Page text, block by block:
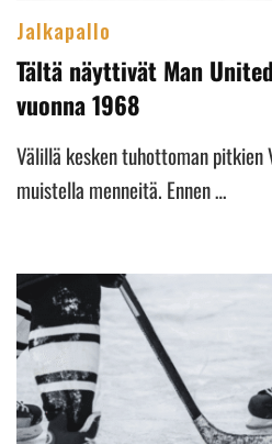
Jalkapallo
Tältä näyttivät Man
vuonna 1968
Välillä kesken tuhottoman pitkien
muistella menneitä. Ennen …